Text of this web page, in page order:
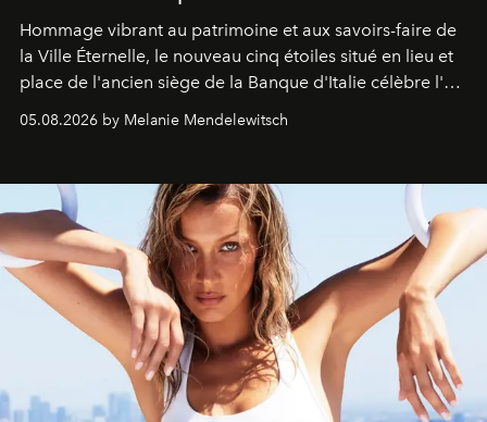
Hommage vibrant au patrimoine et aux savoirs-faire de
la Ville Éternelle, le nouveau cinq étoiles situé en lieu et
place de l'ancien siège de la Banque d'Italie célèbre l'art
de vivre Romain dans toute son élégance intemporelle.
05.08.2026 by Melanie Mendelewitsch